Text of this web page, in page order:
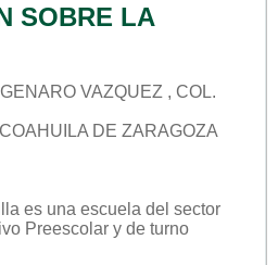
SOBRE LA
VAZQUEZ , COL.
DE ZARAGOZA
es una escuela del sector
Preescolar y de turno